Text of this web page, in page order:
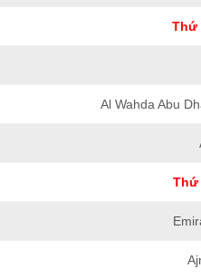
Thứ
Al Wahda Abu
Thứ